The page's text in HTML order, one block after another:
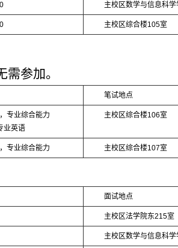
主校区数学与信息科
主校区综合楼105室
参加。
笔试地点
专业综合能力
业英语
主校区综合楼106室
专业综合能力 主校区综合楼107室
面试地点
主校区法学院东215室
主校区数学与信息科